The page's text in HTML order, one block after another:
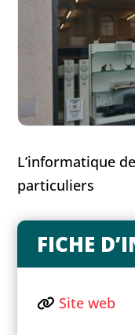
L’informatique
particuliers
FICHE
Site web